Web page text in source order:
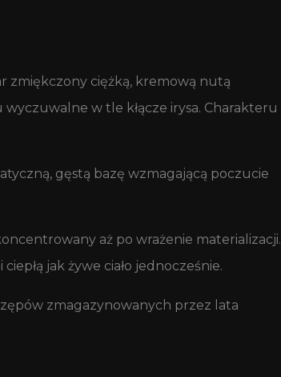
zmiękczony ciężką, kremową nutą
w tle kłącze irysa. Charakteru
gęstą bazę wzmagającą poczucie
aż po wrażenie materializacji.
jak żywe ciało jednocześnie.
zmagazynowanych przez lata